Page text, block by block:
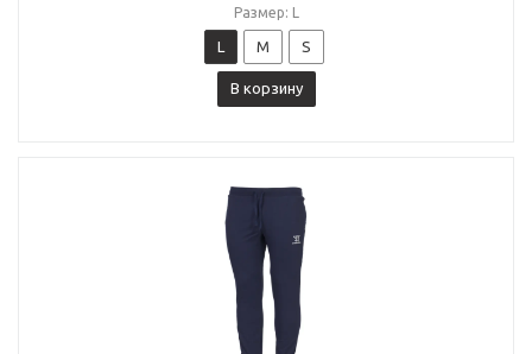
Размер: L
L M S
В корзину